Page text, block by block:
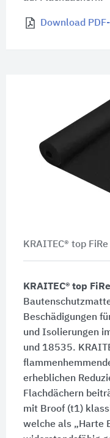
Download
KRAITEC® top FiRe
KRAITEC® top FiRe
Beschädigungen
und Isolierungen
und 18535.
erheblichen
Flachdächern
mit Broof (t1)
welche als „Harte